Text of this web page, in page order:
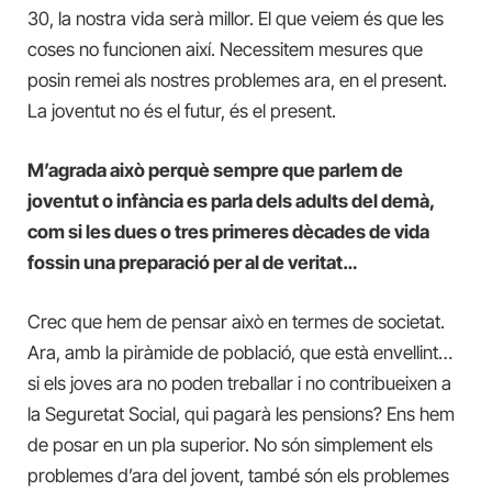
30, la nostra vida serà millor. El que veiem és que les
coses no funcionen així. Necessitem mesures que
posin remei als nostres problemes ara, en el present.
La joventut no és el futur, és el present.
M’agrada això perquè sempre que parlem de
joventut o infància es parla dels adults del demà,
com si les dues o tres primeres dècades de vida
fossin una preparació per al de veritat…
Crec que hem de pensar això en termes de societat.
Ara, amb la piràmide de població, que està envellint…
si els joves ara no poden treballar i no contribueixen a
la Seguretat Social, qui pagarà les pensions? Ens hem
de posar en un pla superior. No són simplement els
problemes d’ara del jovent, també són els problemes